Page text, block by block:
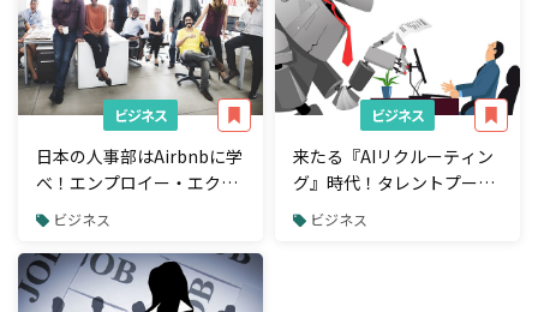
ビジネス
日本の人事部はAirbnbに学
べ！エンプロイー・エクス
ペリエンスの最大化こそが
ビジネス
ビジネス
来たる『AIリクルーティン
グ』時代！タレントプール
が企業の人材採用に与える
ビジネス